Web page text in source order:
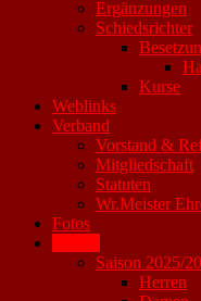
Ergänzungen
Schiedsrichter
Kurse
Weblinks
Verband
Vorstand &
Mitgliedschaft
Statuten
Wr.Meister
Fotos
Saison 2025/
Herren